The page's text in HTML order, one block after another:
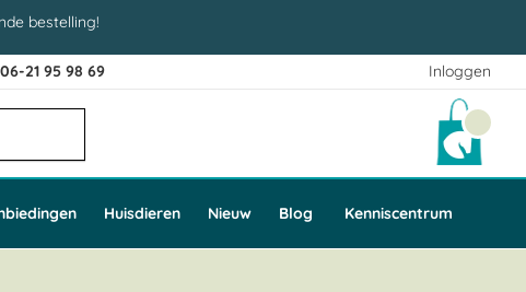
bestelling!
Inloggen
06-21 95 98 69
Huisdieren Nieuw Blog Kenniscentrum